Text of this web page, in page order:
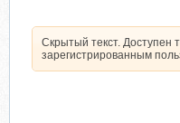
Скрытый текст. Доступен
зарегистрированным